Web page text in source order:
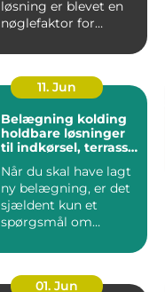
løsning er blevet en
nøglefaktor for
og beha...
11. Jun
Belægning kolding
holdbare løsninger
til indkørsel, terrasse
Når du skal have lagt
ny belægning, er det
sjældent kun et
spørgsmål om
løsning ska...
01. Jun